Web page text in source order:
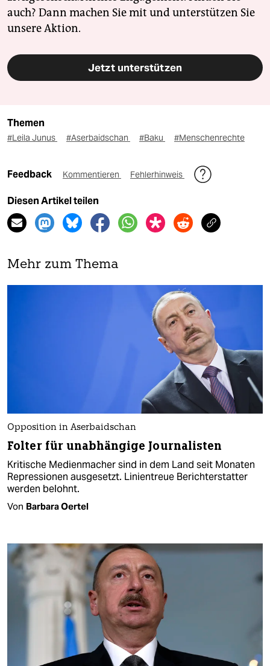
auch? Dann machen Sie mit und unterstützen Sie
unsere Aktion.
Jetzt unterstützen
Themen
#Leila Junus #Aserbaidschan #Baku #Menschenrechte
Feedback Kommentieren Fehlerhinweis
Diesen Artikel teilen
Mehr zum Thema
Opposition in Aserbaidschan
Folter für unabhängige Journalisten
Kritische Medienmacher sind in dem Land seit Monaten
Repressionen ausgesetzt. Linientreue Berichterstatter
werden belohnt.
Von Barbara Oertel